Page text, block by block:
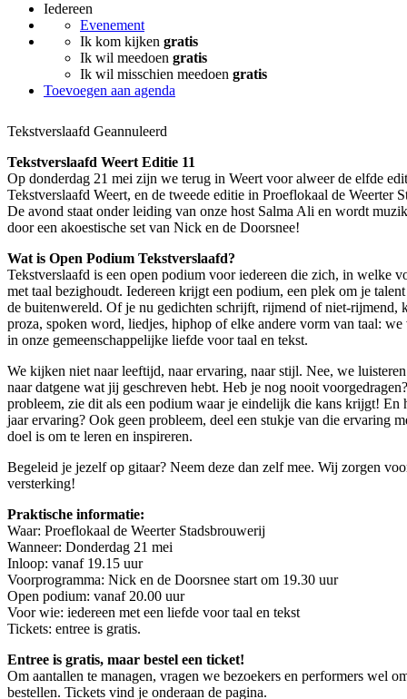
Iedereen
Evenement
Ik kom kijken gratis
Ik wil meedoen gratis
Ik wil misschien meedoen gratis
Toevoegen aan agenda
Tekstverslaafd Geannuleerd
Tekstverslaafd Weert Editie 11
Op donderdag 21 mei zijn we terug in Weert voor alweer de elfde
Tekstverslaafd Weert, en de tweede editie in Proeflokaal de Weerter
De avond staat onder leiding van onze host Salma Ali en wordt
door een akoestische set van Nick en de Doorsnee!
Wat is Open Podium Tekstverslaafd?
Tekstverslaafd is een open podium voor iedereen die zich, in welke
met taal bezighoudt. Iedereen krijgt een podium, een plek om je
de buitenwereld. Of je nu gedichten schrijft, rijmend of niet-rijmend,
proza, spoken word, liedjes, hiphop of elke andere vorm van taal: we
in onze gemeenschappelijke liefde voor taal en tekst.
We kijken niet naar leeftijd, naar ervaring, naar stijl. Nee, we
naar datgene wat jij geschreven hebt. Heb je nog nooit
probleem, zie dit als een podium waar je eindelijk die kans krijgt! En
jaar ervaring? Ook geen probleem, deel een stukje van die ervaring
doel is om te leren en inspireren.
Begeleid je jezelf op gitaar? Neem deze dan zelf mee. Wij zorgen
versterking!
Praktische informatie:
Waar: Proeflokaal de Weerter Stadsbrouwerij
Wanneer: Donderdag 21 mei
Inloop: vanaf 19.15 uur
Voorprogramma: Nick en de Doorsnee start om 19.30 uur
Open podium: vanaf 20.00 uur
Voor wie: iedereen met een liefde voor taal en tekst
Tickets: entree is gratis.
Entree is gratis, maar bestel een ticket!
Om aantallen te managen, vragen we bezoekers en performers wel
bestellen. Tickets vind je onderaan de pagina.